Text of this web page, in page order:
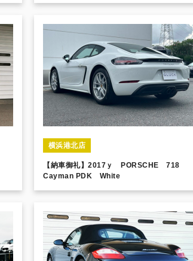
横浜港北店
【納車御礼】2017ｙ PORSCHE 718
Cayman PDK White